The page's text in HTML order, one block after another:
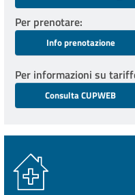
Per prenotare
Info prenotazione
Per informazioni su
Consulta CUPWEB